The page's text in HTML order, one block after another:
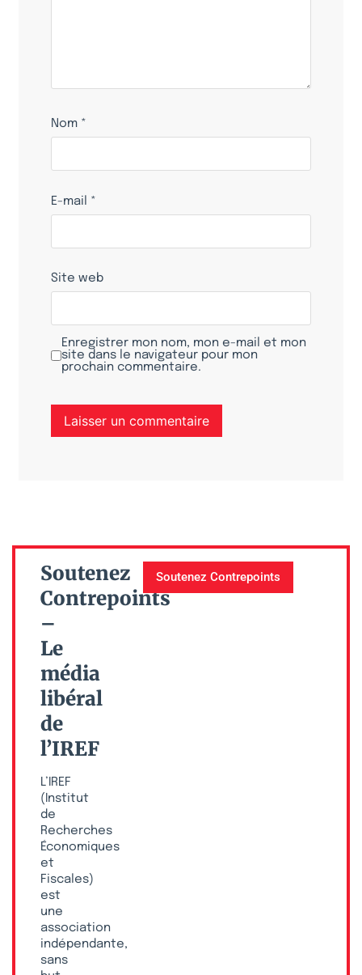
Nom *
E-mail *
Site web
Enregistrer mon nom, mon e-mail et mon
site dans le navigateur pour mon
prochain commentaire.
Soutenez
Contrepoints
–
Le
média
libéral
de
l’IREF
L’IREF
(Institut
de
Recherches
Économiques
et
Fiscales)
est
une
association
indépendante,
sans
Soutenez Contrepoints